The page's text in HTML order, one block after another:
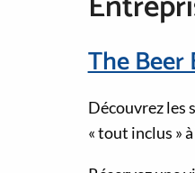
The Beer
Découvrez les
« tout inclus »